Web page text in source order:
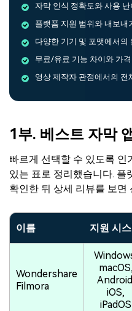
자막 인식 정확도와 사용 난
플랫폼 지원 범위와 내보내
다양한 기기 및 포맷에서의
무료/유료 기능 차이와 가격
영상 제작자 관점에서의 전
1부. 베스트 자막
빠르게 선택할 수 있도록 인
있는 표로 정리했습니다. 플
확인한 뒤 상세 리뷰를 보면
이름 지원 시
Wondershare
Filmora
macOS,
iOS,
iPadOS